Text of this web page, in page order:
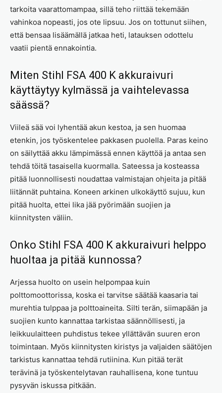
tarkoita vaarattomampaa, sillä teho riittää tekemään
vahinkoa nopeasti, jos ote lipsuu. Jos on tottunut siihen,
että bensaa lisäämällä jatkaa heti, latauksen odottelu
vaatii pientä ennakointia.
Miten Stihl FSA 400 K akkuraivuri
käyttäytyy kylmässä ja vaihtelevassa
säässä?
Viileä sää voi lyhentää akun kestoa, ja sen huomaa
etenkin, jos työskentelee pakkasen puolella. Paras keino
on säilyttää akku lämpimässä ennen käyttöä ja antaa sen
tehdä töitä tasaisella kuormalla. Sateessa ja kosteassa
pitää luonnollisesti noudattaa valmistajan ohjeita ja pitää
liitännät puhtaina. Koneen arkinen ulkokäyttö sujuu, kun
pitää huolta, ettei lika jää pyörimään suojien ja
kiinnitysten väliin.
Onko Stihl FSA 400 K akkuraivuri helppo
huoltaa ja pitää kunnossa?
Arjessa huolto on usein helpompaa kuin
polttomoottorissa, koska ei tarvitse säätää kaasaria tai
murehtia tulppaa ja polttoaineita. Silti terän, siimapään ja
suojien kunto kannattaa tarkistaa säännöllisesti, ja
leikkuulaitteen puhdistus tekee yllättävän suuren eron
toimintaan. Myös kiinnitysten kiristys ja valjaiden säätöjen
tarkistus kannattaa tehdä rutiinina. Kun pitää terät
terävinä ja työskentelytavan rauhallisena, kone tuntuu
pysyvän iskussa pitkään.